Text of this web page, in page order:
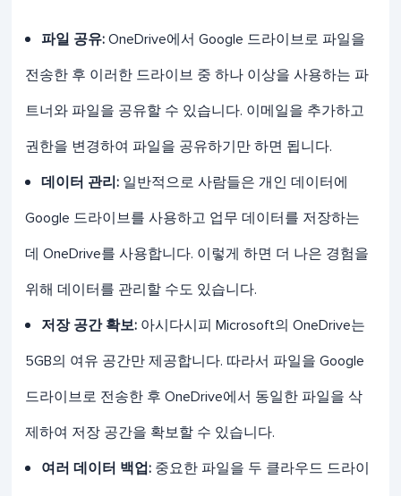
파일 공유: OneDrive에서 Google 드라이브로 파일을
전송한 후 이러한 드라이브 중 하나 이상을 사용하는 파
트너와 파일을 공유할 수 있습니다. 이메일을 추가하고
권한을 변경하여 파일을 공유하기만 하면 됩니다.
데이터 관리: 일반적으로 사람들은 개인 데이터에
Google 드라이브를 사용하고 업무 데이터를 저장하는
데 OneDrive를 사용합니다. 이렇게 하면 더 나은 경험을
위해 데이터를 관리할 수도 있습니다.
저장 공간 확보: 아시다시피 Microsoft의 OneDrive는
5GB의 여유 공간만 제공합니다. 따라서 파일을 Google
드라이브로 전송한 후 OneDrive에서 동일한 파일을 삭
제하여 저장 공간을 확보할 수 있습니다.
여러 데이터 백업: 중요한 파일을 두 클라우드 드라이